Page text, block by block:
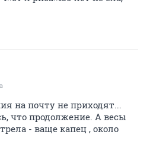
на почту не приходят...
что продолжение. А весы
- ваще капец , около